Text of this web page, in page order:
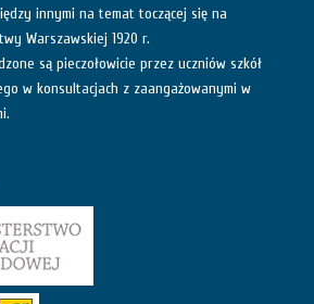
innymi na temat toczącej się na
Warszawskiej 1920 r.
są pieczołowicie przez uczniów szkół
w konsultacjach z zaangażowanymi w